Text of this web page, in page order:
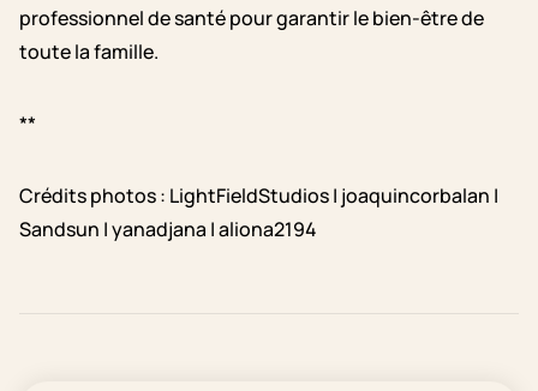
professionnel de santé pour garantir le bien-être de
toute la famille.
**
Crédits photos : LightFieldStudios | joaquincorbalan |
Sandsun | yanadjana | aliona2194